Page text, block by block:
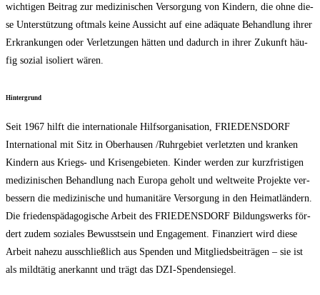
wich­ti­gen Bei­trag zur medi­zi­ni­schen Ver­sor­gung von Kin­dern, die ohne die­
se Unter­stüt­zung oft­mals kei­ne Aus­sicht auf eine adäqua­te Behand­lung ihrer
Erkran­kun­gen oder Ver­let­zun­gen hät­ten und dadurch in ihrer Zukunft häu­
fig sozi­al iso­liert wären.
Hin­ter­grund
Seit 1967 hilft die inter­na­tio­na­le Hilfs­or­ga­ni­sa­ti­on, FRIEDENSDORF
Inter­na­tio­nal mit Sitz in Ober­hau­sen /​Ruhr­ge­biet ver­letz­ten und kran­ken
Kin­dern aus Kriegs- und Kri­sen­ge­bie­ten. Kin­der wer­den zur kurz­fris­ti­gen
medi­zi­ni­schen Behand­lung nach Euro­pa geholt und welt­wei­te Pro­jek­te ver­
bes­sern die medi­zi­ni­sche und huma­ni­tä­re Ver­sor­gung in den Hei­mat­län­dern.
Die frie­dens­päd­ago­gi­sche Arbeit des FRIEDENSDORF Bil­dungs­werks för­
dert zudem sozia­les Bewusst­sein und Enga­ge­ment. Finan­ziert wird die­se
Arbeit nahe­zu aus­schließ­lich aus Spen­den und Mit­glieds­bei­trä­gen – sie ist
als mild­tä­tig aner­kannt und trägt das DZI-Spendensiegel.